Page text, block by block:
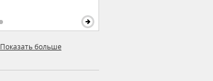
Показать больше